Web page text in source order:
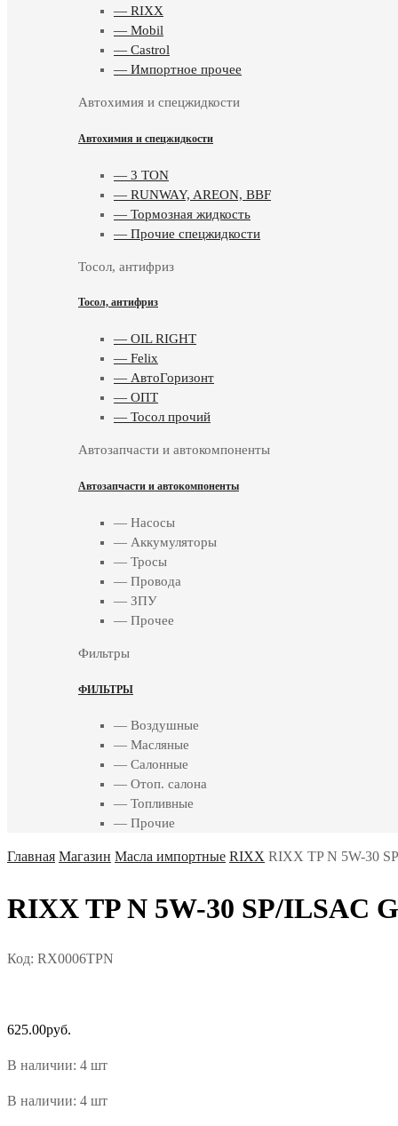
— RIXX
— Mobil
— Castrol
— Импортное прочее
Автохимия и спецжидкости
Автохимия и спецжидкости
— 3 TON
— RUNWAY, AREON, BBF
— Тормозная жидкость
— Прочие спецжидкости
Тосол, антифриз
Тосол, антифриз
— OIL RIGHT
— Felix
— АвтоГоризонт
— ОПТ
— Тосол прочий
Автозапчасти и автокомпоненты
Автозапчасти и автокомпоненты
— Насосы
— Аккумуляторы
— Тросы
— Провода
— ЗПУ
— Прочее
Фильтры
ФИЛЬТРЫ
— Воздушные
— Масляные
— Салонные
— Отоп. салона
— Топливные
— Прочие
Главная Магазин Масла импортные RIXX RIXX TP N 5W-30
RIXX TP N 5W-30 SP/ILSAC
Код: RX0006TPN
625.00руб.
В наличии: 4 шт
В наличии: 4 шт